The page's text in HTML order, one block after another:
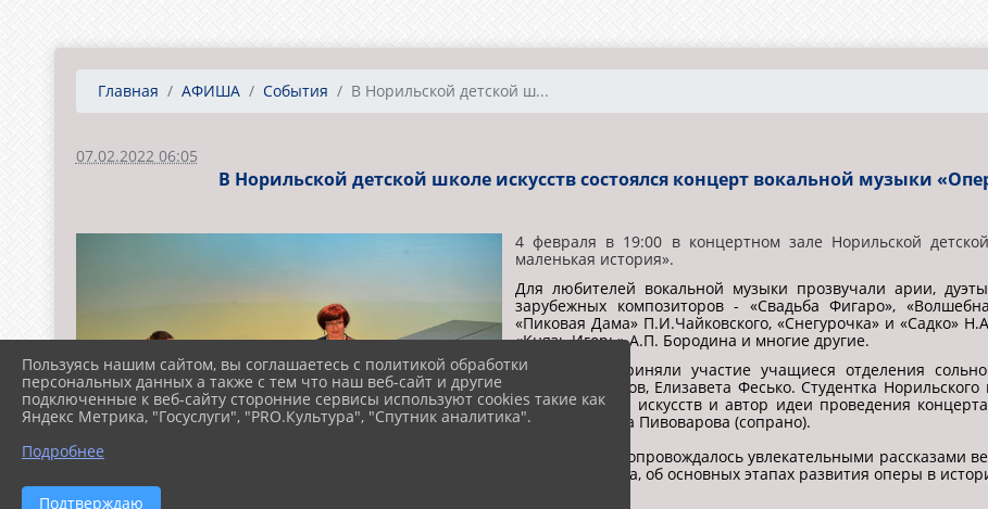
Главная АФИША События В Норильской детской ш...
07.02.2022 06:05
В Норильской детской школе искусств состоялся концерт вокальной музыки
4 февраля в 19:00 в концертном зале Норильской
маленькая история».
Для любителей вокальной музыки прозвучали арии,
зарубежных композиторов - «Свадьба Фигаро»,
«Пиковая Дама» П.И.Чайковского, «Снегурочка» и «Садко»
«Князь Игорь» А.П. Бородина и многие другие.
В концерте приняли участие учащиеся отделения
Алексей Пирогов, Елизавета Фесько. Студентка
детской школы искусств и автор идеи проведения
Елена Юрьевна Пивоварова (сопрано).
Выступление сопровождалось увлекательными
оперного жанра, об основных этапах развития оперы в
Пользуясь нашим сайтом, вы соглашаетесь с политикой обработки
персональных данных а также с тем что наш веб-сайт и другие
подключенные к веб-сайту сторонние сервисы используют cookies такие как
Яндекс Метрика, "Госуслуги", "PRO.Культура", "Спутник аналитика".
Подробнее
Подтверждаю